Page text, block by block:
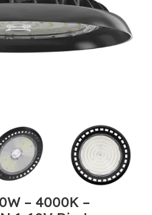
– 4000K –